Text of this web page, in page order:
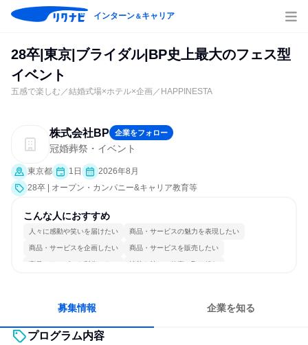
インターン＆キャリア
28卒|東京|ブライダル|BP史上最大のフェス型
イベント
五感で楽しむ／結婚式場×ホテル×企画／HAPPINESTA
株式会社BP 企業をフォロー
冠婚葬祭・イベント
東京都 1日
2026年8月
28卒 | オープン・カンパニー&キャリア教育等
こんな人におすすめ
人々に感動や笑いを届けたい 商品・サービスの魅力を表現したい
商品・サービスを企画したい 商品・サービスを販売したい
商品・サービスを製作したい 情熱を持って仕事に取り組む
募集情報 企業を知る
プログラム内容